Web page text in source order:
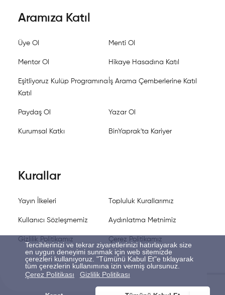
Tercihlerinizi ve tekrar ziyaretlerinizi hatırlayarak size
en uygun deneyimi sunmak için web sitemizde
çerezleri kullanıyoruz. "Tümünü Kabul Et"e tıklayarak
tüm çerezlerin kullanımına izin vermiş olursunuz.
Çerez Politikası
Gizlilik Politikası
Aramıza Katıl
Üye Ol Menti Ol
Mentor Ol Hikaye Hasadına Katıl
Eşitliyoruz Kulüp Programına
Katıl
İş Arama Çemberlerine Katıl
Paydaş Ol Yazar Ol
Kurumsal Katkı BinYaprak'ta Kariyer
Kurallar
Yayın İlkeleri Topluluk Kurallarımız
Kullanıcı Sözleşmemiz Aydınlatma Metnimiz
Gizlilik Politikamız Çerez Politikamız